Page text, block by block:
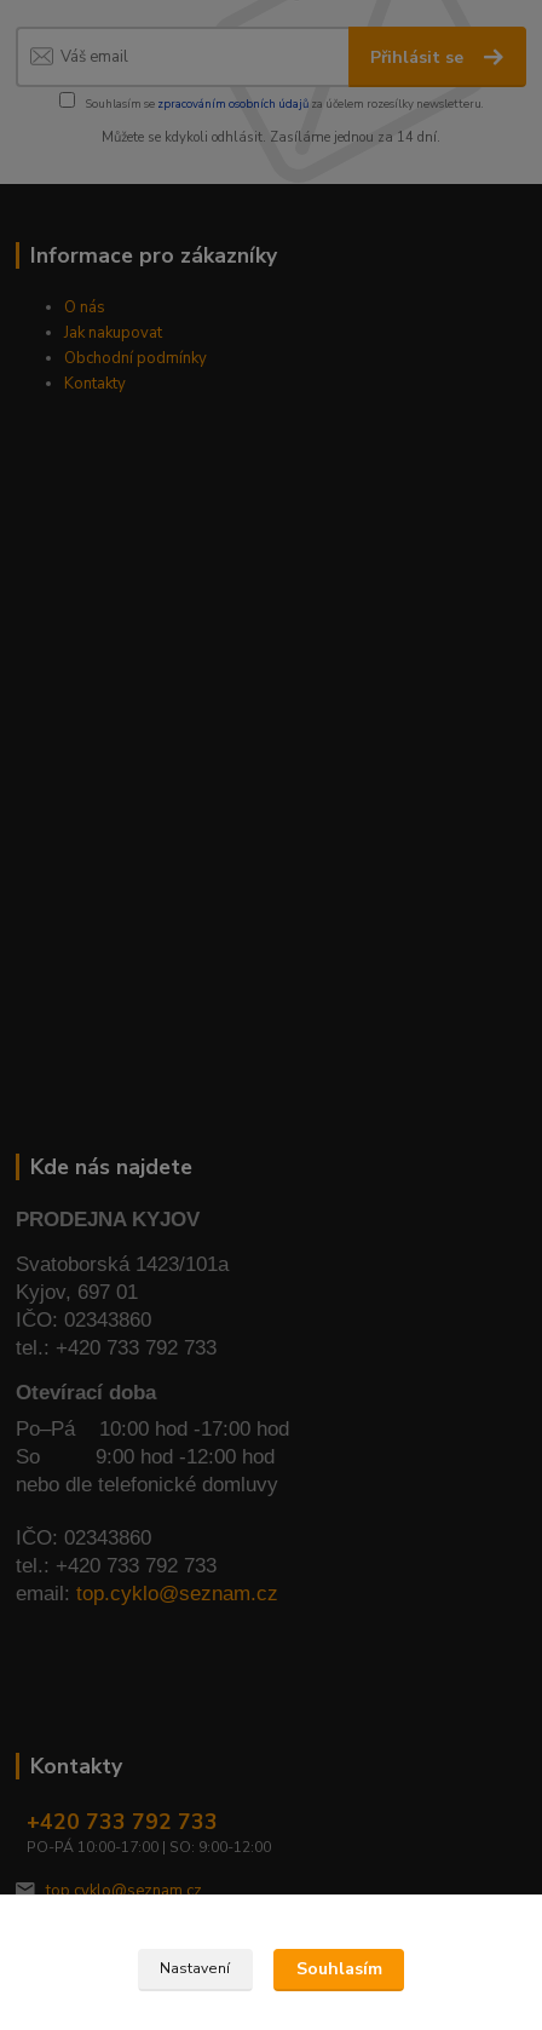
Přihlásit se
Souhlasím se zpracováním osobních údajůza účelem rozesílky newsletteru.
Můžete se kdykoli odhlásit. Zasíláme jednou za 14 dní.
Informace pro zákazníky
O nás
Jak nakupovat
Obchodní podmínky
Kontakty
Kde nás najdete
PRODEJNA KYJOV
Svatoborská 1423/101a
Kyjov, 697 01
IČO: 02343860
tel.: +420 733 792 733
Otevírací doba
Po–Pá 10:00 hod -17:00 hod
So
9:00 hod -12:00 hod
nebo dle telefonické domluvy
IČO: 02343860
tel.: +420 733 792 733
email:top.cyklo@seznam.cz
Kontakty
+420 733 792 733
PO-PÁ 10:00-17:00 | SO: 9:00-12:00
top.cyklo@seznam.cz
Nastavení Souhlasím